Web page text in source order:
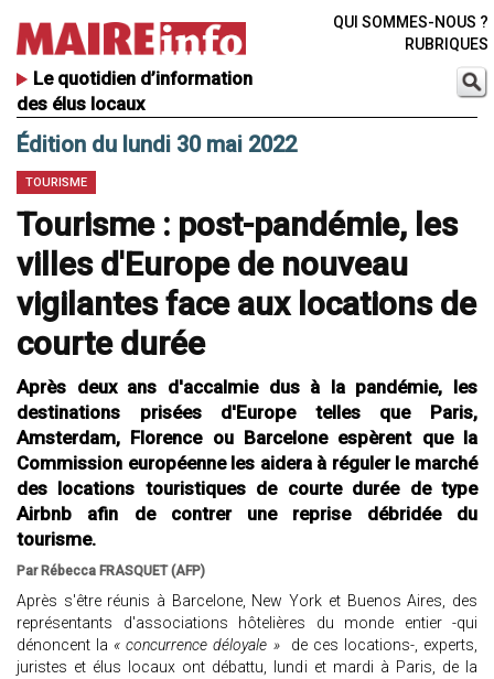
Le quotidien d’information
des élus locaux
QUI SOMMES-NOUS ?
RUBRIQUES
Édition du lundi 30 mai 2022
TOURISME
Tourisme : post-pandémie, les
villes d'Europe de nouveau
vigilantes face aux locations de
courte durée
Après deux ans d'accalmie dus à la pandémie, les
destinations prisées d'Europe telles que Paris,
Amsterdam, Florence ou Barcelone espèrent que la
Commission européenne les aidera à réguler le marché
des locations touristiques de courte durée de type
Airbnb afin de contrer une reprise débridée du
tourisme.
Par Rébecca FRASQUET (AFP)
Après s'être réunis à Barcelone, New York et Buenos Aires, des
représentants d'associations hôtelières du monde entier -qui
dénoncent la « concurrence déloyale »
de ces locations-, experts,
juristes et élus locaux ont débattu, lundi et mardi à Paris, de la